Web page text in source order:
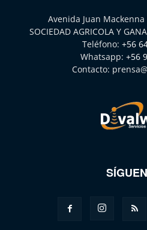
Avenida Juan
SOCIEDAD AGRICOLA Y
Teléfono: +56
Whatsapp: +56
Contacto: